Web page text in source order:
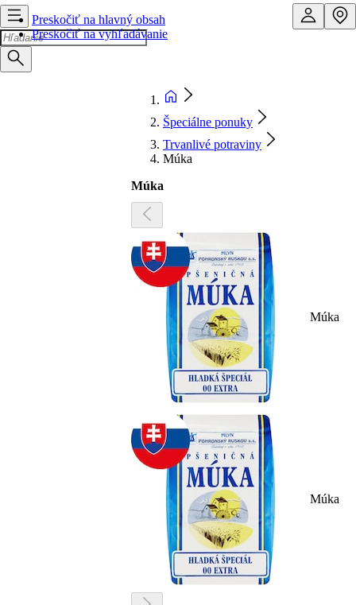
Preskočiť na hlavný obsah
Preskočiť na vyhľadávanie
Špeciálne ponuky
Trvanlivé potraviny
Múka
Múka
Múka
Múka